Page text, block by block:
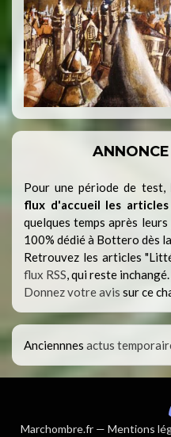
Pour une période de test,
flux d'accueil les
quelques temps après
100% dédié à Bottero dès
Retrouvez les articles
flux RSS, qui reste inchangé.
Donnez votre avis sur ce
Anciennnes actus
Marchombre.fr — Mentions